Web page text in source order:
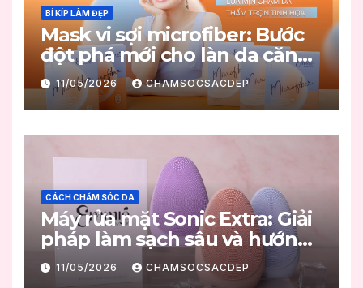
BÍ KÍP LÀM ĐẸP
Mask vi sợi microfiber: Bước
đột phá mới cho làn da căng
mọng
11/05/2026 CHAMSOCSACDEP
CÁCH CHĂM SÓC DA
Máy rửa mặt Sonic Extra: Giải
pháp làm sạch sâu và hướng
dẫn sử dụng đúng chuẩn
11/05/2026 CHAMSOCSACDEP